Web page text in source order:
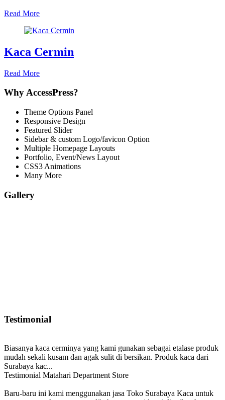
Read More
Kaca Cermin
Read More
Why AccessPress?
Theme Options Panel
Responsive Design
Featured Slider
Sidebar & custom Logo/favicon Option
Multiple Homepage Layouts
Portfolio, Event/News Layout
CSS3 Animations
Many More
Gallery
Testimonial
Biasanya kaca cerminya yang kami gunakan sebagai etalase produk
mudah sekali kusam dan agak sulit di bersikan. Produk kaca dari
Surabaya kac...
Testimonial Matahari Department Store
Baru-baru ini kami menggunakan jasa Toko Surabaya Kaca untuk